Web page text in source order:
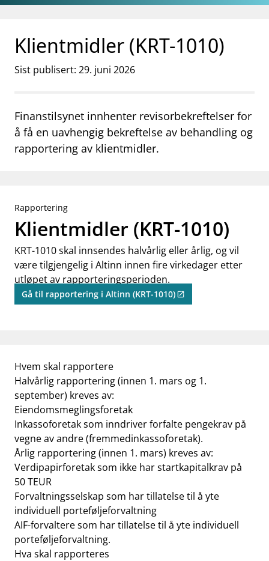
Gå til hovedinnhold
Gå til søkesiden
Klientmidler (KRT-1010)
Sist publisert: 29. juni 2026
Finanstilsynet innhenter revisorbekreftelser for
å få en uavhengig bekreftelse av behandling og
rapportering av klientmidler.
Rapportering
Klientmidler (KRT-1010)
KRT-1010 skal innsendes halvårlig eller årlig, og vil
være tilgjengelig i Altinn innen fire virkedager etter
utløpet av rapporteringsperioden.
Gå til rapportering i Altinn (KRT-1010)
Hvem skal rapportere
Halvårlig rapportering (innen 1. mars og 1.
september) kreves av:
Eiendomsmeglingsforetak
Inkassoforetak som inndriver forfalte pengekrav på
vegne av andre (fremmedinkassoforetak).
Årlig rapportering (innen 1. mars) kreves av:
Verdipapirforetak som ikke har startkapitalkrav på
50 TEUR
Forvaltningsselskap som har tillatelse til å yte
individuell porteføljeforvaltning
AIF-forvaltere som har tillatelse til å yte individuell
porteføljeforvaltning.
Hva skal rapporteres